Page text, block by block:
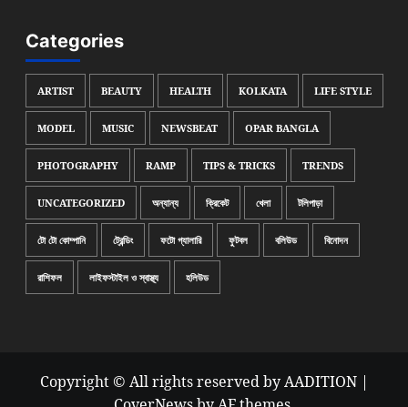
Categories
ARTIST BEAUTY HEALTH KOLKATA LIFE STYLE
MODEL MUSIC NEWSBEAT OPAR BANGLA
PHOTOGRAPHY RAMP TIPS & TRICKS TRENDS
UNCATEGORIZED অন্যান্য ক্রিকেট খেলা টলিপাড়া
টো টো কোম্পানি ট্রেন্ডিং ফটো গ্যালারি ফুটবল বলিউড বিনোদন
রাশিফল লাইফস্টাইল ও স্বাস্থ্য হলিউড
Copyright © All rights reserved by AADITION |